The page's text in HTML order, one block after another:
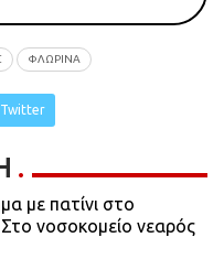
ΦΛΩΡΙΝΑ
Twitter
με πατίνι στο
νοσοκομείο νεαρός